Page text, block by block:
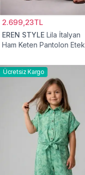
2.699,23TL
EREN STYLE Lila İtalyan
Ham Keten Pantolon Etek
Ücretsiz Kargo